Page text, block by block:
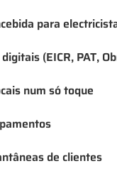
para
(EICR, PAT,
num só toque
de clientes